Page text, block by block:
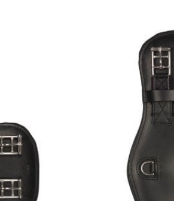
Eques
160,00
Eques
Brede
Fijn voor
Ook aan
om naar
RVS-gespen
Gemaakt
Zachte en